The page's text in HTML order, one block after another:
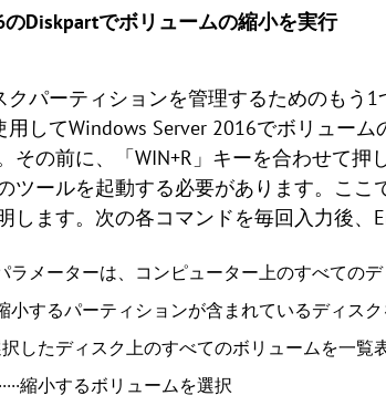
のDiskpartでボリュームの縮小を実行
パーティションを管理するためのもう1
してWindows Server 2016でボリュー
その前に、「WIN+R」キーを合わせて押
ツールを起動する必要があります。ここ
します。次の各コマンドを毎回入力後、
のパラメーターは、コンピューター上のすべての
縮小するパーティションが含まれているディス
選択したディスク上のすべてのボリュームを一覧
縮小するボリュームを選択